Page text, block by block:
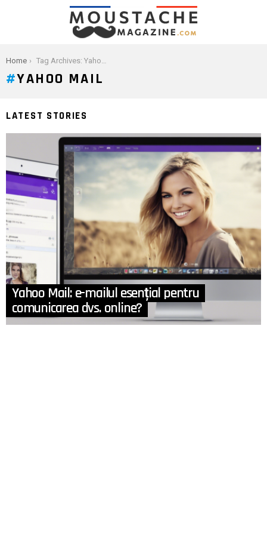
You are here:
Home Tag Archives: Yahoo Mail
YAHOO MAIL
LATEST STORIES
Yahoo Mail: e-mailul esențial pentru
comunicarea dvs. online?